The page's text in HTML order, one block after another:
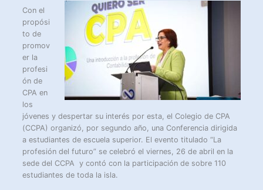
Con el
propósi
to de
promov
er la
profesi
ón de
CPA en
los
jóvenes y despertar su interés por esta, el Colegio de CPA
(CCPA) organizó, por segundo año, una Conferencia dirigida
a estudiantes de escuela superior. El evento titulado “La
profesión del futuro” se celebró el viernes, 26 de abril en la
sede del CCPA y contó con la participación de sobre 110
estudiantes de toda la isla.